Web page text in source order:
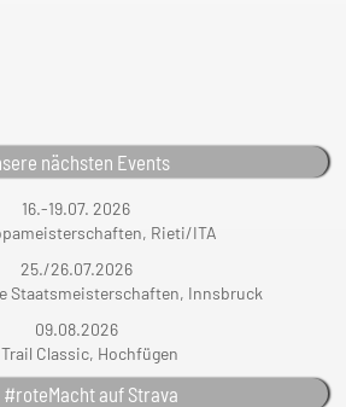
nächsten Events
16.-19.07. 2026
Rieti/ITA
25./26.07.2026
Staatsmeisterschaften, Innsbruck
09.08.2026
Trail Classic, Hochfügen
#roteMacht auf Strava